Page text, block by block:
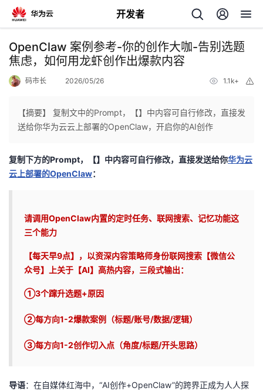
开发者
返
回
人
我
我
的
我
OpenClaw 案例参考-你的创作大咖-告别选题
焦虑，如何用龙虾创作出爆款内容
码市长 2026/05/26 1.1k+
【摘要】 复制文中的Prompt，【】中内容可自行修改，直接发
送给你华为云云上部署的OpenClaw，开启你的AI创作
复制下方的Prompt，【】中内容可自行修改，直接发送给你华为云
云上部署的OpenClaw：
请调用OpenClaw内置的定时任务、联网搜索、记忆功能这
三个能力
【每天早9点】，以资深内容策略师身份联网搜索【微信公
众号】上关于【AI】高热内容，三段式输出：
①3个蹿升选题+原因
②每方向1-2爆款案例（标题/账号/数据/逻辑）
③每方向1-2创作切入点（角度/标题/开头思路）
导语：在自媒体红海中，“AI创作+OpenClaw”的跨界正成为人人探